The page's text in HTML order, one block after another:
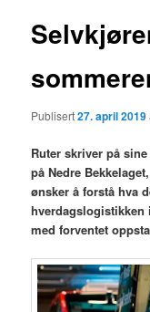
Publisert27. april 2019
Ruter skriver på
på Nedre
ønsker å forstå hva
hverdagslogistikken
med forventet